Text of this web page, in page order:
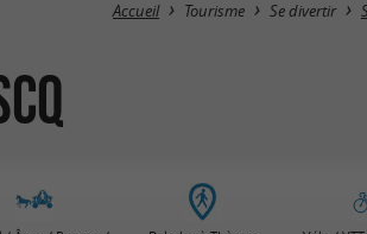
Accueil Tourisme Se divertir